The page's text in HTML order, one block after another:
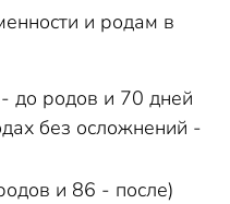
и родам в
до родов и 70 дней
без осложнений -
и 86 - после)